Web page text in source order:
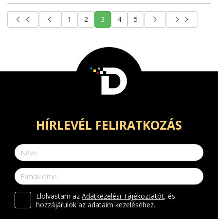
1 2 3 4 5
HÍRLEVÉL FELIRATKOZÁS
Elolvastam az Adatkezelési Tájékoztatót, és
hozzájárulok az adataim kezeléséhez.